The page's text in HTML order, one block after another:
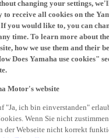
changing your settings,
to receive all cookies on the
If you would like to, you can
time. To learn more about
how we use them and their
Does Yamaha use cookies"
Motor's website
"Ja, ich bin einverstanden"
Wenn Sie nicht
der Webseite nicht korrekt